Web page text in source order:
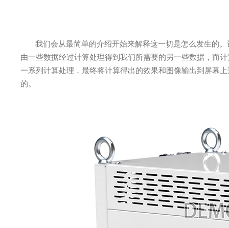
我们会从最简单的介绍开始来解释这一切是怎么发生的
由一些数据经过计算处理得到我们所需要的另一些数据，而
一系列计算处理，最终将计算得出的效果和图像输出到屏幕
的。